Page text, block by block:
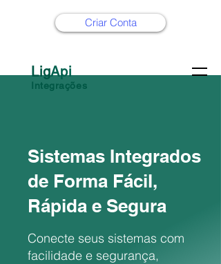
LigApi
Integrações
Criar Conta
Sistemas Integrados
de Forma Fácil,
Rápida e Segura
Conecte seus sistemas com
facilidade e segurança,